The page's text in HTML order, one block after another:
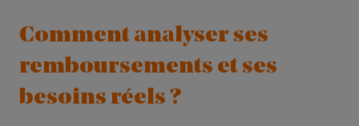
Comment analyser ses
remboursements et ses
besoins réels ?